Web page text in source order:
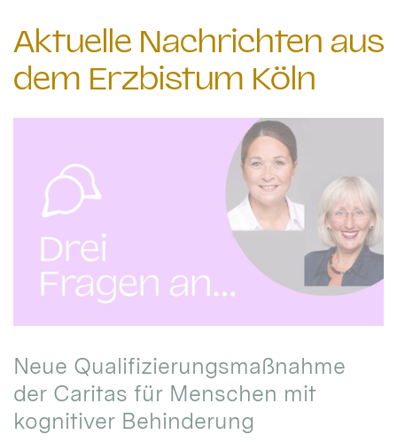
Aktuelle Nachrichten aus
dem Erzbistum Köln
Neue Qualifizierungsmaßnahme
der Caritas für Menschen mit
kognitiver Behinderung